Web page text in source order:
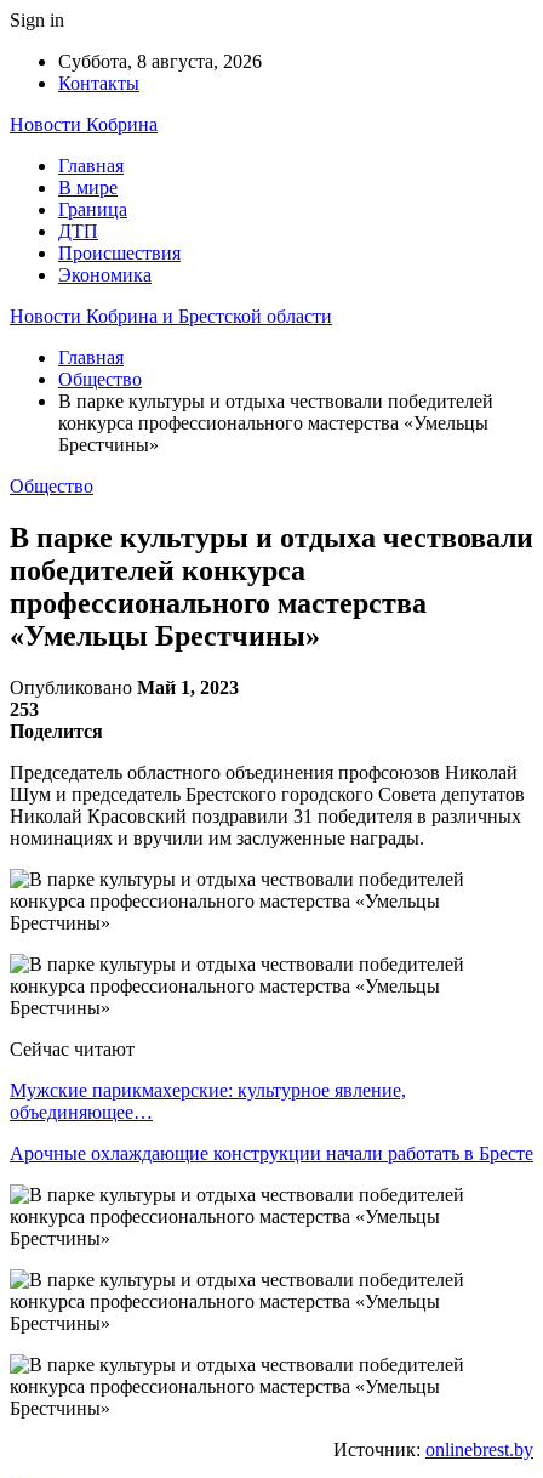
Sign in
Суббота, 8 августа, 2026
Контакты
Новости Кобрина
Главная
В мире
Граница
ДТП
Происшествия
Экономика
Новости Кобрина и Брестской области
Главная
Общество
В парке культуры и отдыха чествовали победителей
конкурса профессионального мастерства «Умельцы
Брестчины»
Общество
В парке культуры и отдыха чествовали
победителей конкурса
профессионального мастерства
«Умельцы Брестчины»
Опубликовано Май 1, 2023
253
Поделится
Председатель областного объединения профсоюзов Николай
Шум и председатель Брестского городского Совета депутатов
Николай Красовский поздравили 31 победителя в различных
номинациях и вручили им заслуженные награды.
Сейчас читают
Мужские парикмахерские: культурное явление,
объединяющее…
Арочные охлаждающие конструкции начали работать в Бресте
Источник: onlinebrest.by